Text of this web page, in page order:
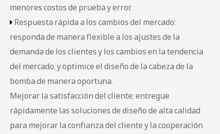
menores costos de prueba y error.
 Respuesta rápida a los cambios del mercado:
responda de manera flexible a los ajustes de la
demanda de los clientes y los cambios en la tendencia
del mercado, y optimice el diseño de la cabeza de la
bomba de manera oportuna.
Mejorar la satisfacción del cliente: entregue
rápidamente las soluciones de diseño de alta calidad
para mejorar la confianza del cliente y la cooperación